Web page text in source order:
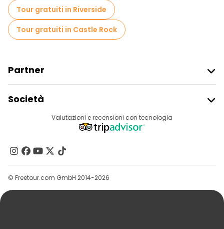
Tour gratuiti in Riverside
Tour gratuiti in Castle Rock
Partner
Accesso Del Fornitore
Programma Di Affiliazione
Società
Destinazioni
Contattaci
Gruppi
Aiuto
Valutazioni e recensioni con tecnologia
© Freetour.com GmbH 2014-2026